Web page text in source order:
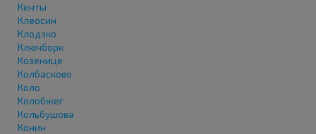
Кенты
Клеосин
Клодзко
Ключборк
Козенице
Колбасково
Коло
Колобжег
Кольбушова
Конин